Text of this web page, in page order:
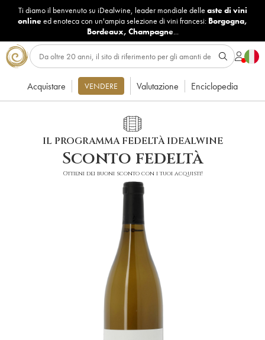
Ti diamo il benvenuto su iDealwine, leader mondiale delle aste di vini
onlineed enoteca con un'ampia selezione di vini francesi: Borgogna,
Bordeaux, Champagne...
Acquistare VENDERE Valutazione Enciclopedia
IL PROGRAMMA FEDELTÀ IDEALWINE
Sconto fedeltà
Ottieni dei buoni sconto con i tuoi acquisti!